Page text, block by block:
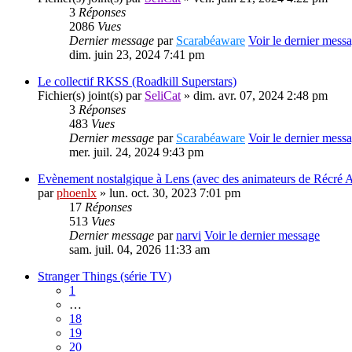
3 Réponses
2086 Vues
Dernier message par Scarabéaware Voir le dernier
dim. juin 23, 2024 7:41 pm
Le collectif RKSS (Roadkill Superstars)
Fichier(s) joint(s) par SeliCat» dim. avr. 07, 2024 2:48 pm
3 Réponses
483 Vues
Dernier message par Scarabéaware Voir le dernier
mer. juil. 24, 2024 9:43 pm
Evènement nostalgique à Lens (avec des animateurs de Récré
parphoenlx » lun. oct. 30, 2023 7:01 pm
17 Réponses
513 Vues
Dernier message parnarvi Voir le dernier message
sam. juil. 04, 2026 11:33 am
Stranger Things (série TV)
1
…
18
19
20